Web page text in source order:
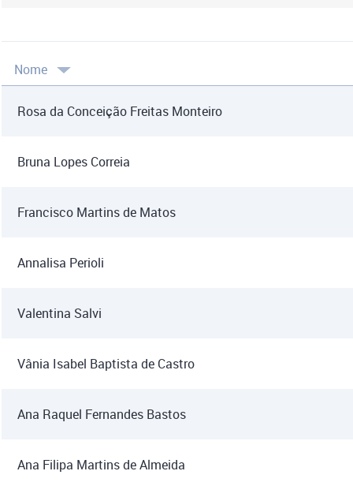
Nome
Rosa da Conceição Freitas Monteiro
Bruna Lopes Correia
Francisco Martins de Matos
Annalisa Perioli
Valentina Salvi
Vânia Isabel Baptista de Castro
Ana Raquel Fernandes Bastos
Ana Filipa Martins de Almeida